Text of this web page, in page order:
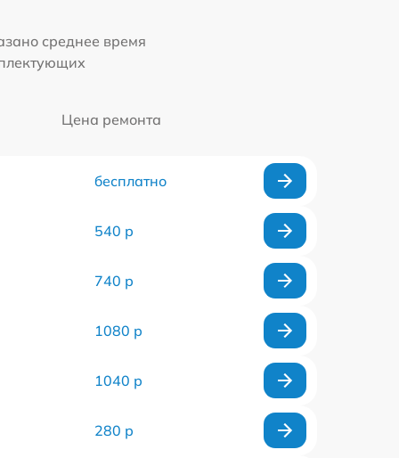
среднее время
Цена ремонта
бесплатно
540 р
740 р
1080 р
1040 р
280 р